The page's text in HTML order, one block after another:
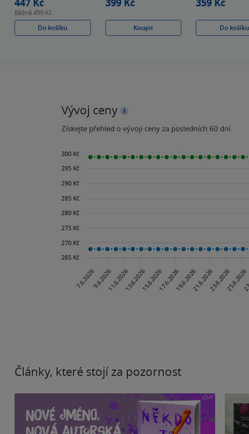
447 Kč
Běžně499 Kč
Do košíku
399 Kč
Koupit
359 Kč
Do košíku
Vývoj ceny
Získejte přehled o vývoji ceny za posledních 60 dní.
Články, které stojí za pozornost